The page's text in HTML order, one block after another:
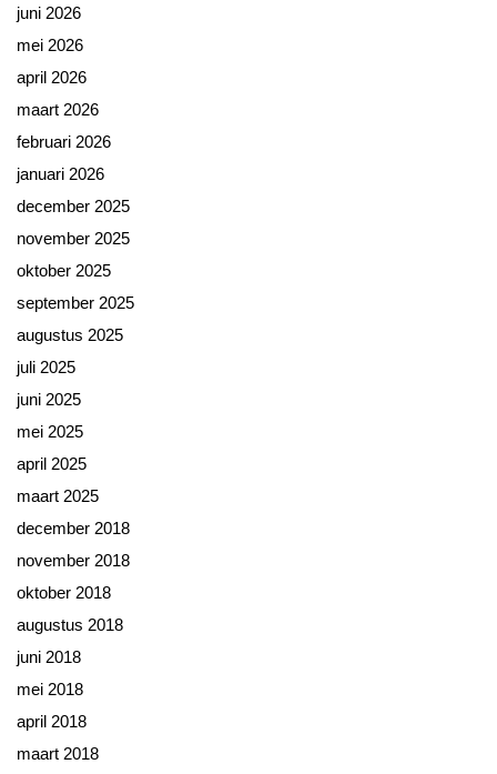
juni 2026
mei 2026
april 2026
maart 2026
februari 2026
januari 2026
december 2025
november 2025
oktober 2025
september 2025
augustus 2025
juli 2025
juni 2025
mei 2025
april 2025
maart 2025
december 2018
november 2018
oktober 2018
augustus 2018
juni 2018
mei 2018
april 2018
maart 2018